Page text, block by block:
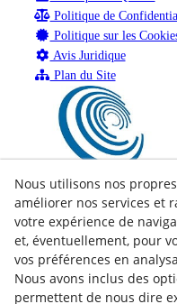
Politique de
Politique sur les
Avis Juridique
Plan du Site
Nous utilisons nos
améliorer nos services et
votre expérience de
et, éventuellement, pour
vos préférences en
Nous avons inclus des
permettent de nous dire